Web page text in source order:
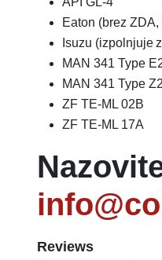
Eaton (brez
Isuzu (izpolnjuje
MAN 341 Type
MAN 341 Type Z2
ZF TE-ML 02B
ZF TE-ML 17A
Reviews